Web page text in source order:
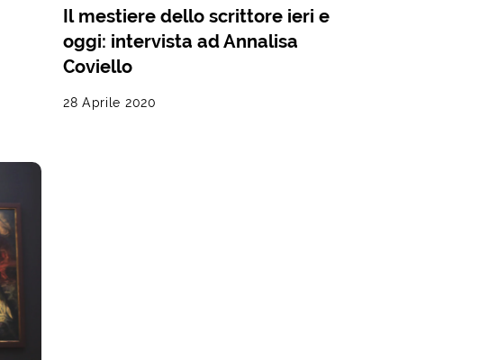
Il mestiere dello scrittore ieri e
oggi: intervista ad Annalisa
Coviello
28 Aprile 2020